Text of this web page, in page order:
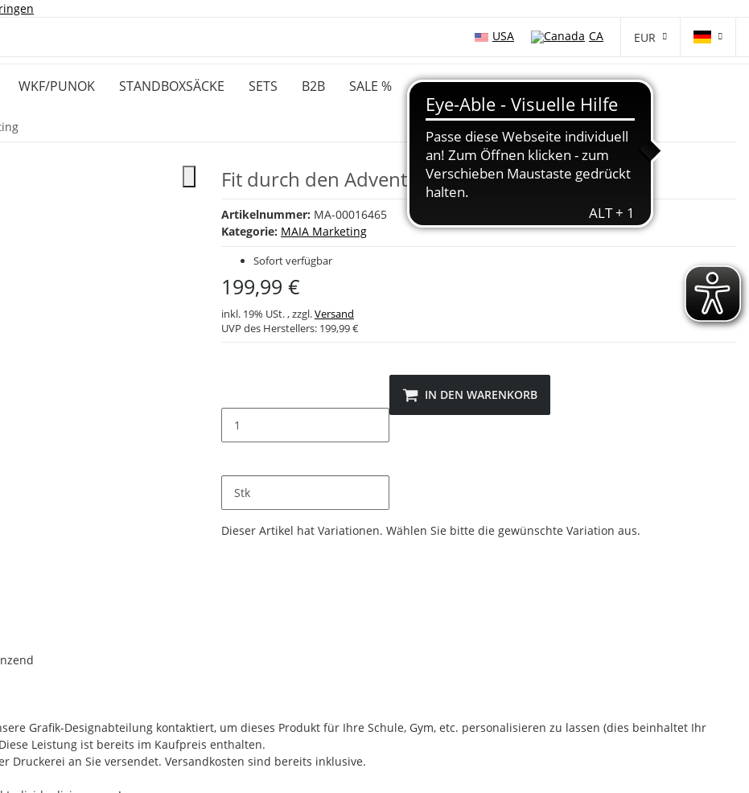
USA
CA EUR
WKF/PUNOK STANDBOXSÄCKE SETS B2B SALE %
Fit durch den Advent
Artikelnummer: MA-00016465
Kategorie: MAIA Marketing
Sofort verfügbar
199,99 €
inkl. 19% USt. , zzgl.Versand
UVP des Herstellers: 199,99 €
Stk
IN DEN WARENKORB
x
Dieser Artikel hat Variationen. Wählen Sie bitte die gewünschte Variation aus.
Grafik-Designabteilung kontaktiert, um dieses Produkt für Ihre Schule, Gym, etc. personalisieren zu lassen (dies beinhaltet Ihr
Leistung ist bereits im Kaufpreis enthalten.
Druckerei an Sie versendet. Versandkosten sind bereits inklusive.